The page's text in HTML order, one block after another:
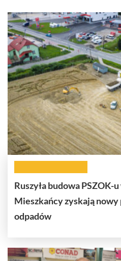
Ruszyła budowa PSZOK-
Mieszkańcy zyskają
odpadów